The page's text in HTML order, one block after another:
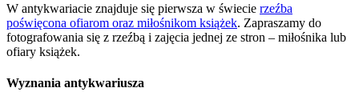
W antykwariacie znajduje się pierwsza w świecie rzeźba
poświęcona ofiarom oraz miłośnikom książek. Zapraszamy do
fotografowania się z rzeźbą i zajęcia jednej ze stron – miłośnika lub
ofiary książek.
Wyznania antykwariusza